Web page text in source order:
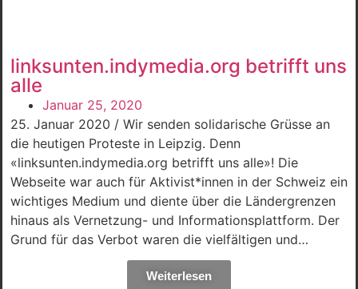
linksunten.indymedia.org betrifft uns
alle
Januar 25, 2020
25. Januar 2020 / Wir senden solidarische Grüsse an
die heutigen Proteste in Leipzig. Denn
«linksunten.indymedia.org betrifft uns alle»! Die
Webseite war auch für Aktivist*innen in der Schweiz ein
wichtiges Medium und diente über die Ländergrenzen
hinaus als Vernetzung- und Informationsplattform. Der
Grund für das Verbot waren die vielfältigen und…
Weiterlesen